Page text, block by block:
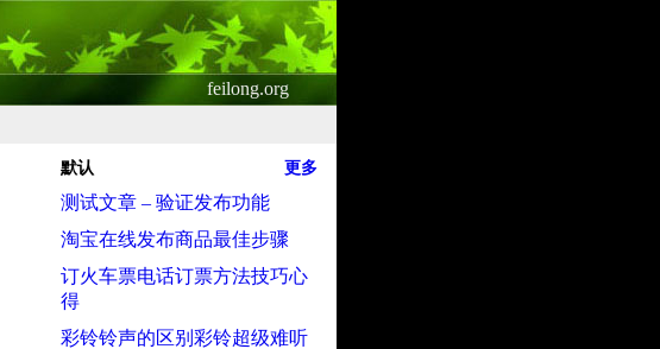
feilong.org
默认 更多
测试文章 – 验证发布功能
淘宝在线发布商品最佳步骤
订火车票电话订票方法技巧心
得
彩铃铃声的区别彩铃超级难听